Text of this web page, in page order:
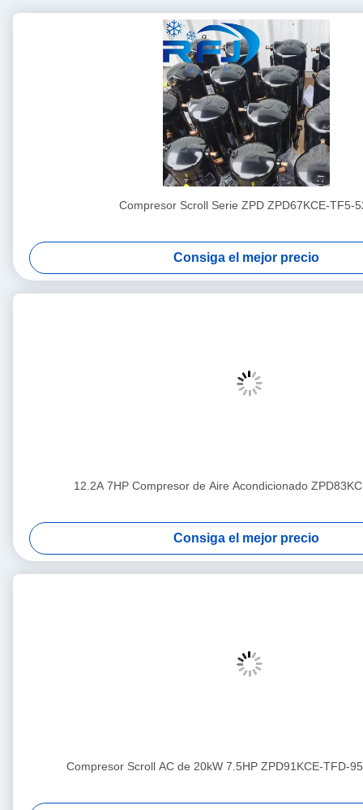
Compresor Scroll Serie ZPD ZPD67KCE-TF5-
Consiga el mejor precio
12.2A 7HP Compresor de Aire Acondicionado
Consiga el mejor precio
Compresor Scroll AC de 20kW 7.5HP ZPD91KCE-TFD-